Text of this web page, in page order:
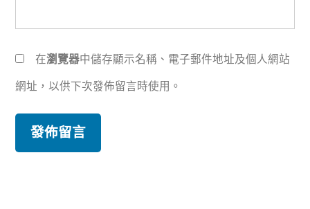
在瀏覽器中儲存顯示名稱、電子郵件地址及個人網站
網址，以供下次發佈留言時使用。